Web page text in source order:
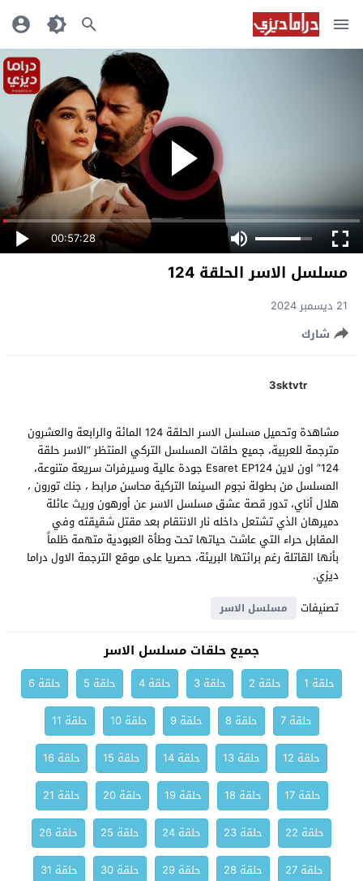
00:57:28
مسلسل الاسر الحلقة 124
21 ديسمبر 2024
شارك
3sktvtr
مشاهدة وتحميل مسلسل الاسر الحلقة 124 المائة والرابعة والعشرون
مترجمة للعربية، جميع حلقات المسلسل التركي المنتظر “الاسر حلقة
124” اون لاين Esaret EP124 جودة عالية وسيرفرات سريعة متنوعة،
المسلسل من بطولة نجوم السينما التركية محاسن مرابط ، جنك تورون ،
هلال أناي، تدور قصة عشق مسلسل الاسر عن أورهون وريث عائلة
دميرهان الذي تشتعل داخله نار الانتقام بعد مقتل شقيقته وفي
المقابل حراء التي عاشت حياتها تحت وطأة العبودية متهمة ظلماً
بأنها القاتلة رغم برائتها البريئة، حصريا على موقع الترجمة الاول دراما
ديزي.
تصنيفات
مسلسل الاسر
جميع حلقات مسلسل الاسر
حلقة 1 حلقة 2 حلقة 3 حلقة 4 حلقة 5
حلقة 6
حلقة 7
حلقة 8 حلقة 9 حلقة 10
حلقة 11
حلقة 12
حلقة 13 حلقة 14 حلقة 15
حلقة 16
حلقة 17
حلقة 18 حلقة 19 حلقة 20
حلقة 21
حلقة 22
حلقة 23 حلقة 24 حلقة 25
حلقة 26
حلقة 27
حلقة 28 حلقة 29 حلقة 30
حلقة 31